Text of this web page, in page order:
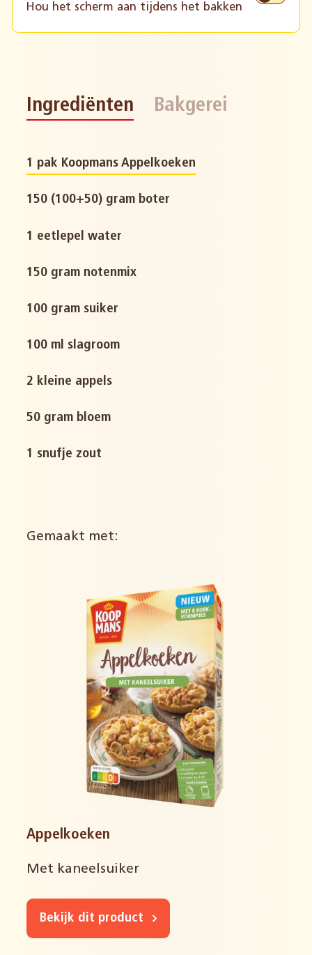
Hou het scherm aan tijdens het bakken
Ingrediënten Bakgerei
1 pak Koopmans Appelkoeken
150 (100+50) gram boter
1 eetlepel water
150 gram notenmix
100 gram suiker
100 ml slagroom
2 kleine appels
50 gram bloem
1 snufje zout
Gemaakt met:
Appelkoeken
Met kaneelsuiker
Bekijk dit product